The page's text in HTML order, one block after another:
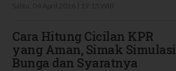
Cara Hitung Cicilan KPR
yang Aman, Simak Simulasi
Bunga dan Syaratnya